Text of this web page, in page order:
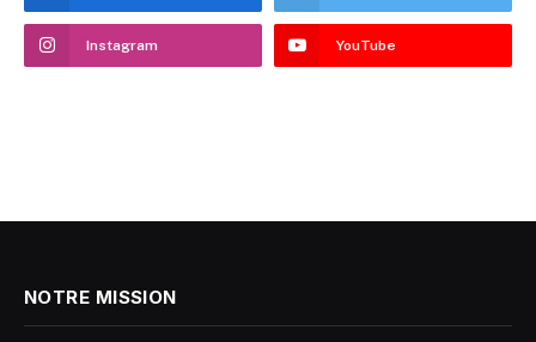
Instagram YouTube
NOTRE MISSION